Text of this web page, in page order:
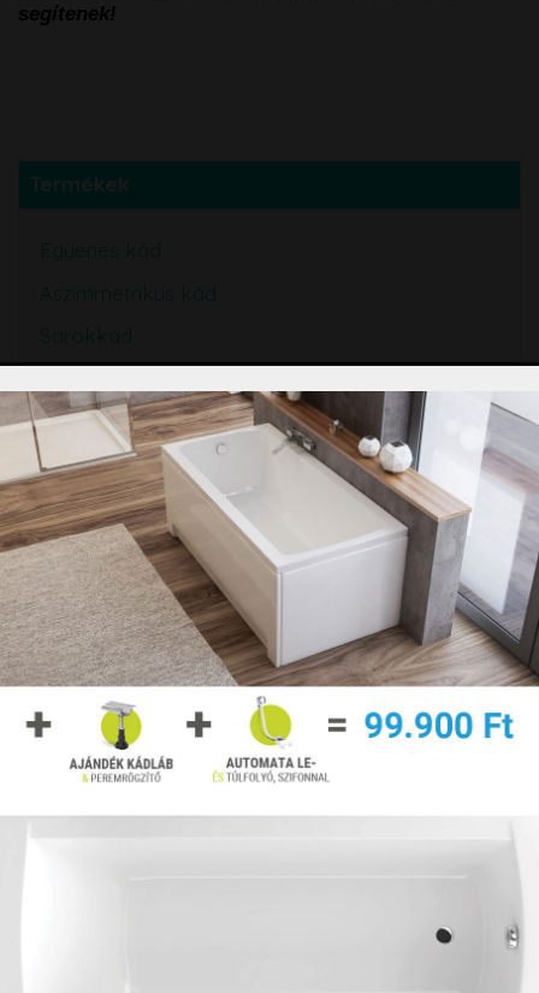
segítenek!
Termékek
Egyenes kád
Aszimmetrikus kád
Sarokkád
Szabadon álló kád
Lefolyó, leeresztő
Kiegészítő, fejpárna
Előlap kádakhoz
Oldallap kádakhoz
Kádparaván
Csaptelep kádakhoz
Hidromasszázs
Színterápia